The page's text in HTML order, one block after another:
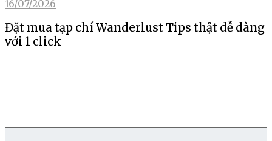
16/07/2026
Đặt mua tạp chí Wanderlust Tips thật dễ dàng
với 1 click